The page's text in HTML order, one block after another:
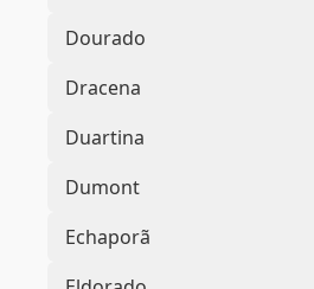
Dourado
Dracena
Duartina
Dumont
Echaporã